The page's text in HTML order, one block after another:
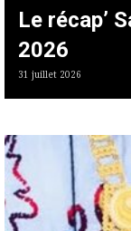
Le récap’
2026
31 juillet 2026